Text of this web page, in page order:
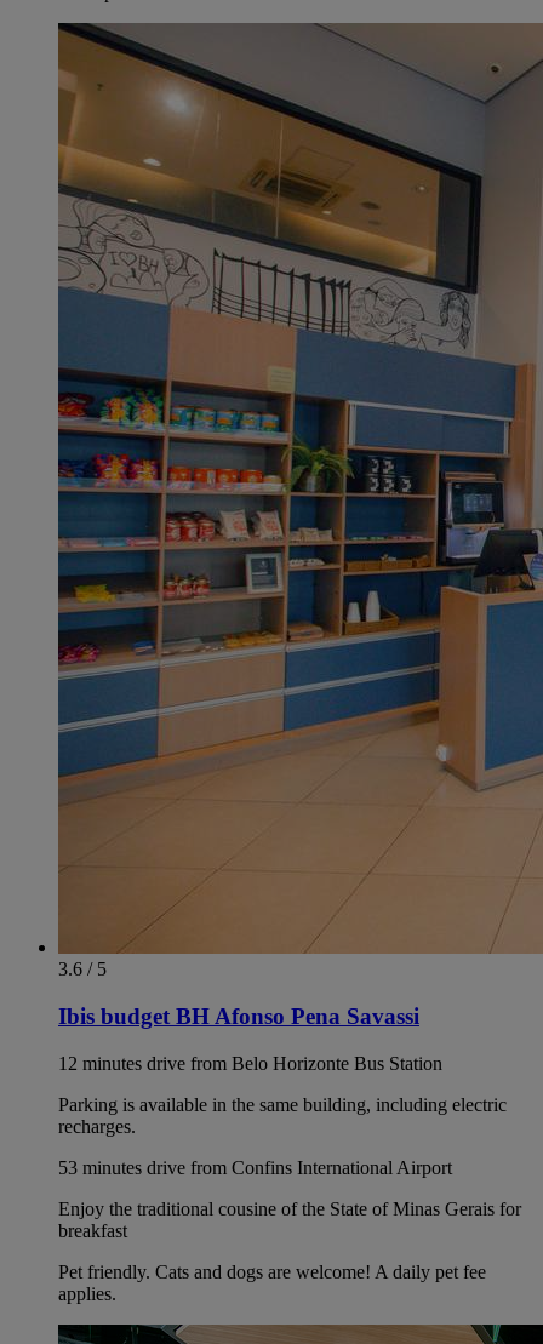
3.6 / 5
Ibis budget BH Afonso Pena Savassi
12 minutes drive from Belo Horizonte Bus Station
Parking is available in the same building, including electric
recharges.
53 minutes drive from Confins International Airport
Enjoy the traditional cousine of the State of Minas Gerais for
breakfast
Pet friendly. Cats and dogs are welcome! A daily pet fee
applies.